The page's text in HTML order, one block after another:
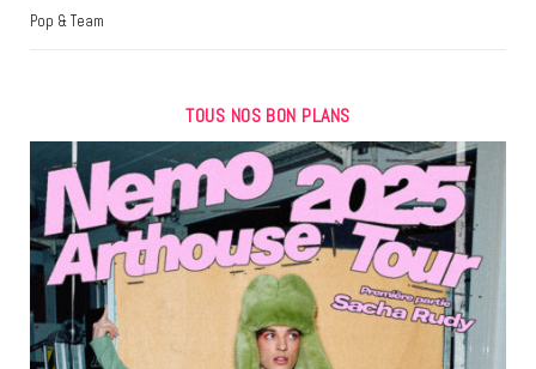
Pop & Team
TOUS NOS BON PLANS